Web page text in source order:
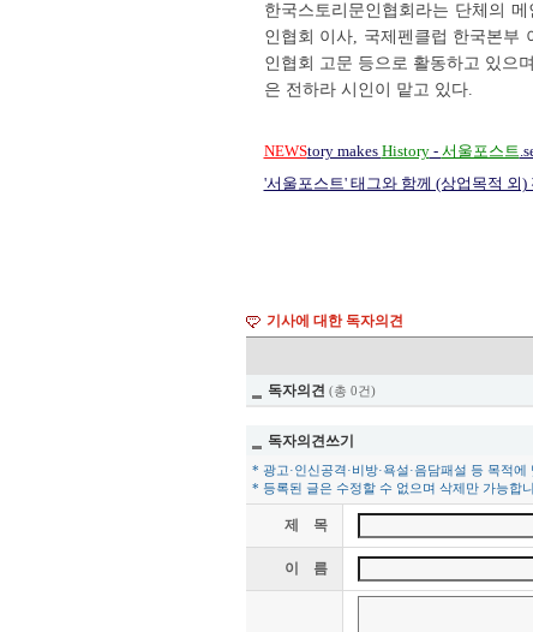
한국스토리문인협회라는 단체의
인협회 이사, 국제펜클럽 한국본부
인협회 고문 등으로 활동하고 있으
은 전하라 시인이 맡고 있다.
NEWStory makes History- 서울포스트
'서울포스트' 태그와 함께 (상업목적 외)
기사에 대한 독자의견
독자의견 (총 0건)
독자의견쓰기
* 광고·인신공격·비방·욕설·음담패설 등 목적
* 등록된 글은 수정할 수 없으며 삭제만 가능합
제 목
이 름